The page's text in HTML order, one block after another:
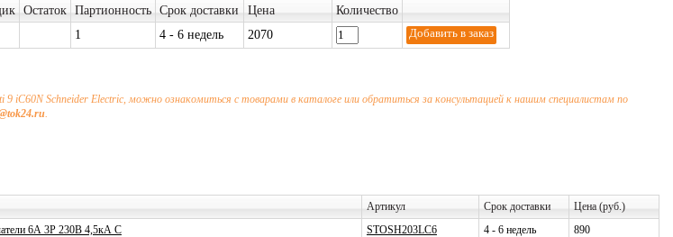
Остаток Партионность Срок доставки Цена
Количество
1 4 - 6 недель 2070
9 iC60N Schneider Electric, можно ознакомиться с товарами в каталоге или обратиться за консультацией к нашим специалистам по
.
Артикул Срок доставки
Цена (руб.)
6А 3P 230В 4,5кА C STOSH203LC6 4 - 6 недель
890